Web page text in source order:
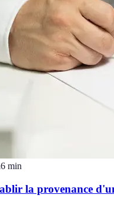
6 min
la provenance